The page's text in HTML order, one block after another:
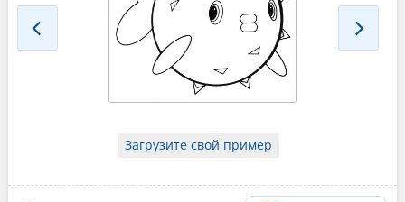
Загрузите свой пример